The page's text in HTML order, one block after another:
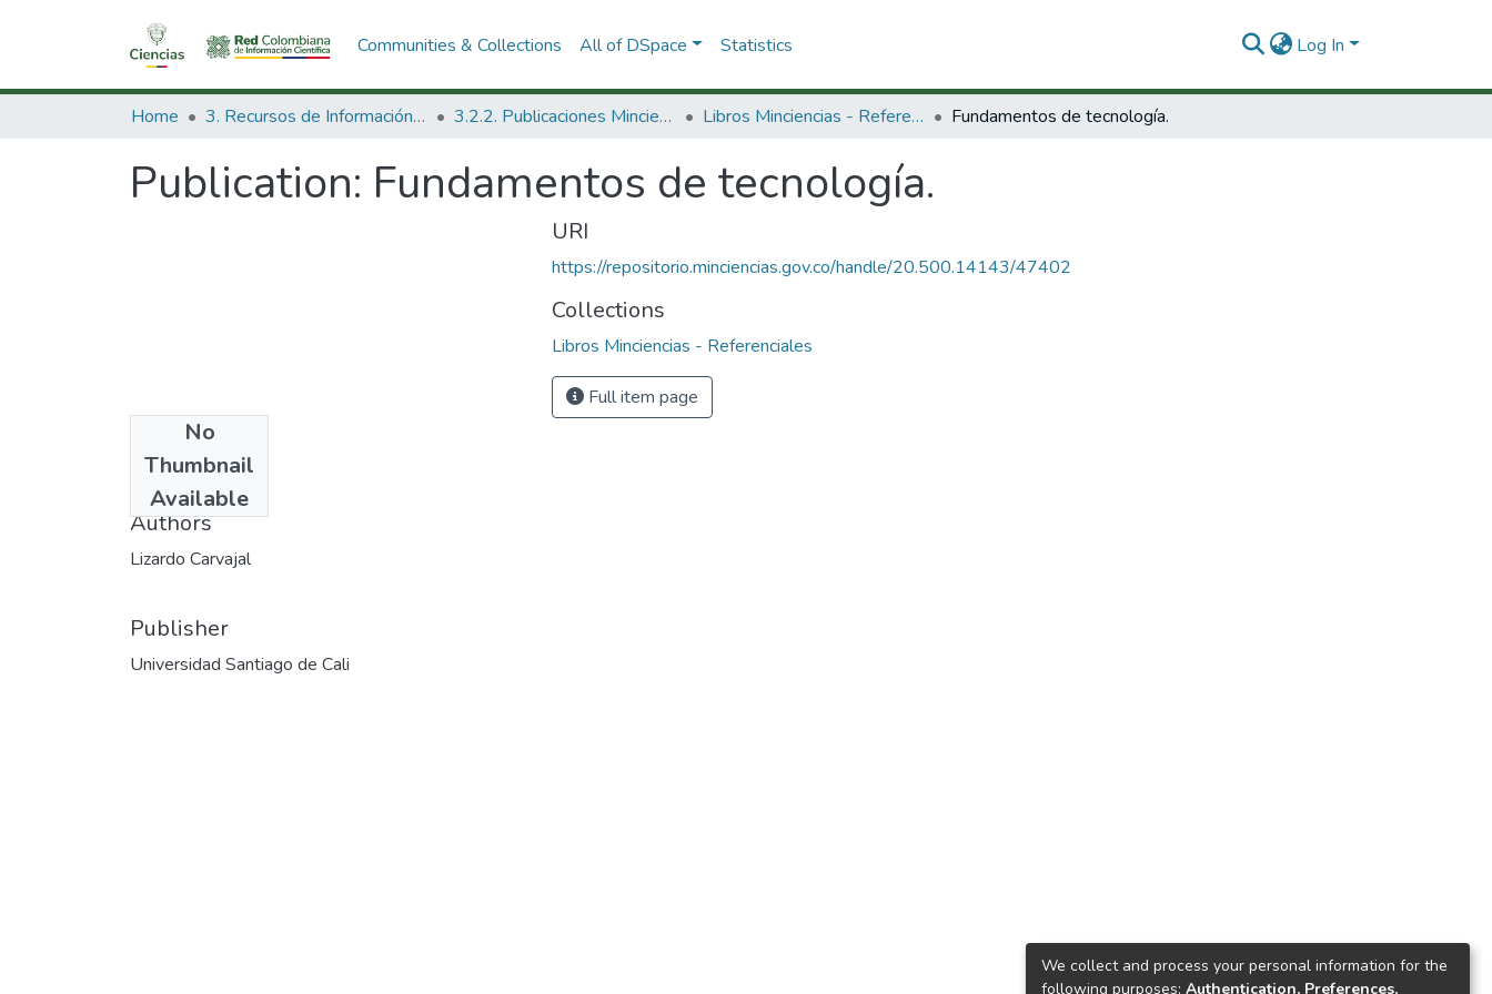
Communities & Collections All of DSpace Statistics Log In
Home 3. Recursos de Información Científica y Tecnológica 3.2.2. Publicaciones Minciencias Libros Minciencias - Referenciales Fundamentos de tecnología.
Publication: Fundamentos de tecnología.
No
Thumbnail
Available
1999
Authors
Lizardo Carvajal
Publisher
Universidad Santiago de Cali
URI
https://repositorio.minciencias.gov.co/handle/20.500.14143/47402
Collections
Libros Minciencias - Referenciales
Full item page
We collect and process your personal information for the
following purposes: Authentication, Preferences,